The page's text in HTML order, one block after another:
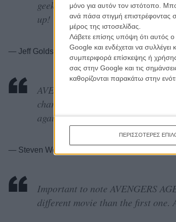
μόνο για αυτόν τον ιστότοπο.
ανά πάσα στιγμή επιστρέφοντας
μέρος της ιστοσελίδας.
Λάβετε επίσης υπόψη ότι αυτός ο
Google και ενδέχεται να
συμπεριφορά επίσκεψης ή
σας στην Google και τις
καθορίζονται παρακάτω στην
ΠΕΡΙΣΣΟΤΕΡΕΣ
geek out to Avengers: Age of
up!
— Jeff Goldsmith (@yogoldsmith)April 10, 2015
AVENGERS AGE OF ULTRON is
character moments, and funny
again.
— Steven Weintraub (@colliderfrosty)
Important to note AVENGERS
different movie than the first one.
κινηματογραφικές
κριτικές |